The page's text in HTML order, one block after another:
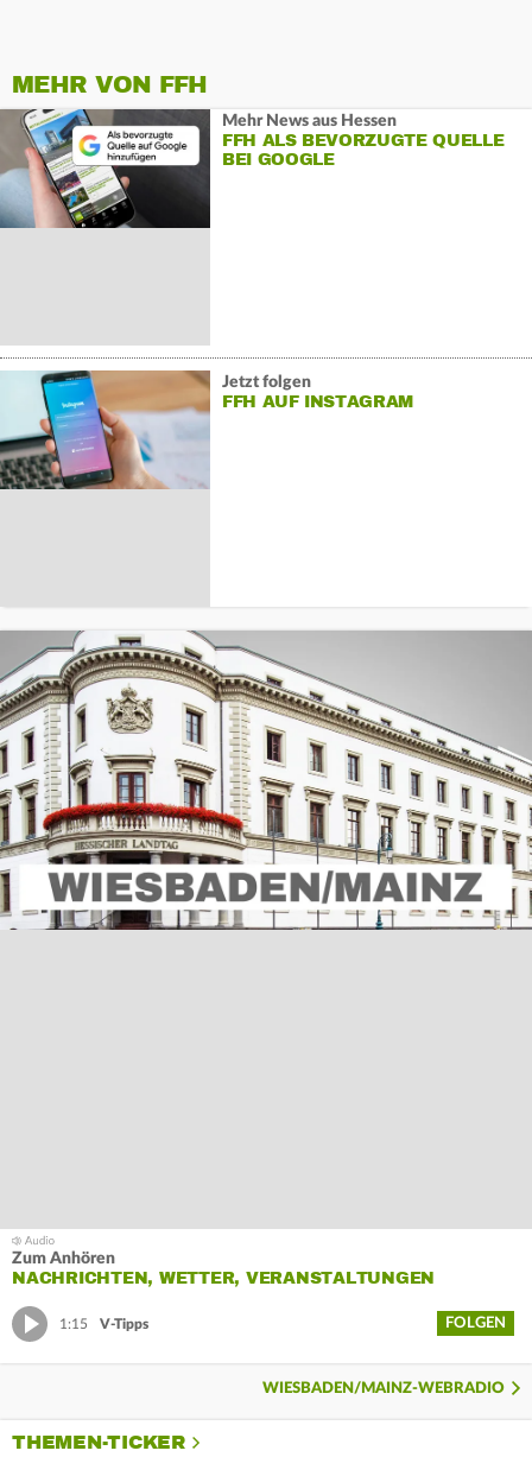
MEHR VON FFH
Mehr News aus Hessen
FFH ALS BEVORZUGTE QUELLE
BEI GOOGLE
Jetzt folgen
FFH AUF INSTAGRAM
Zum Anhören
NACHRICHTEN, WETTER, VERANSTALTUNGEN
1:15 V-Tipps FOLGEN
WIESBADEN/MAINZ-WEBRADIO
THEMEN-TICKER